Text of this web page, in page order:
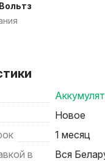
Новое
1 месяц
в
Вся